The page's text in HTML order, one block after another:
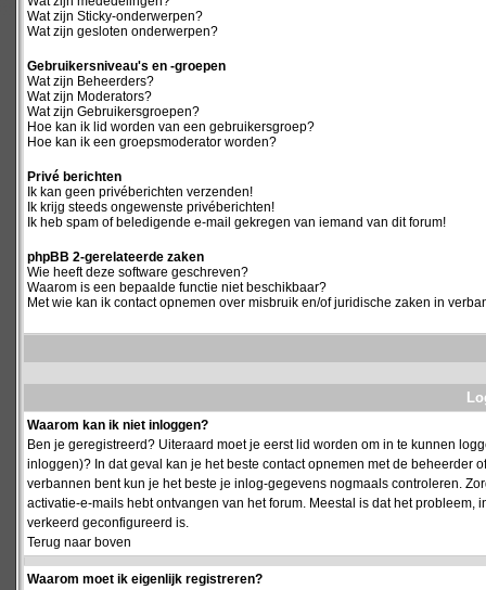
Wat zijn Sticky-onderwerpen?
Wat zijn gesloten onderwerpen?
Gebruikersniveau's en -groepen
Wat zijn Beheerders?
Wat zijn Moderators?
Wat zijn Gebruikersgroepen?
Hoe kan ik lid worden van een gebruikersgroep?
Hoe kan ik een groepsmoderator worden?
Privé berichten
Ik kan geen privéberichten verzenden!
Ik krijg steeds ongewenste privéberichten!
Ik heb spam of beledigende e-mail gekregen van iemand van dit forum!
phpBB 2-gerelateerde zaken
Wie heeft deze software geschreven?
Waarom is een bepaalde functie niet beschikbaar?
Met wie kan ik contact opnemen over misbruik en/of juridische zaken in
Waarom kan ik niet inloggen?
Ben je geregistreerd? Uiteraard moet je eerst lid worden om in te kunnen
inloggen)? In dat geval kan je het beste contact opnemen met de beheerder
verbannen bent kun je het beste je inlog-gegevens nogmaals controleren.
activatie-e-mails hebt ontvangen van het forum. Meestal is dat het
verkeerd geconfigureerd is.
Terug naar boven
Waarom moet ik eigenlijk registreren?